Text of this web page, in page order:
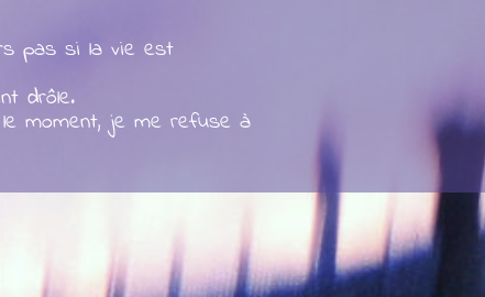
pas si la vie est
drôle.
moment, je me refuse à